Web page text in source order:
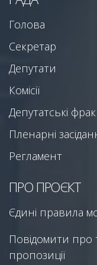
Голова
Секретар
Депутати
Комісії
Депутатські
Пленарні
Регламент
ПРО ПРОЄКТ
Єдині правила
Повідомити про
пропозиції